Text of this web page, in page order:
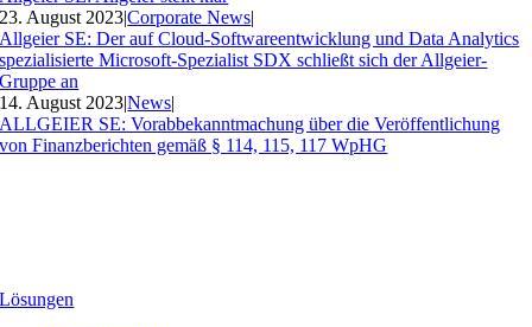
23. August 2023|Corporate News|
Allgeier SE: Der auf Cloud-Softwareentwicklung und Data Analytics
spezialisierte Microsoft-Spezialist SDX schließt sich der Allgeier-
Gruppe an
14. August 2023|News|
ALLGEIER SE: Vorabbekanntmachung über die Veröffentlichung
von Finanzberichten gemäß § 114, 115, 117 WpHG
Lösungen